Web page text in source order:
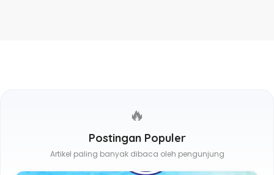
🔥
Postingan Populer
Artikel paling banyak dibaca oleh pengunjung